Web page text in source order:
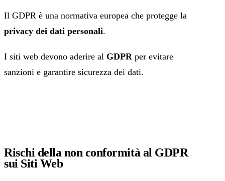
Il GDPR è una normativa europea che protegge la
privacy dei dati personali.
I siti web devono aderire al GDPRper evitare
sanzioni e garantire sicurezza dei dati.
Rischi della non conformità al GDPR
sui Siti Web